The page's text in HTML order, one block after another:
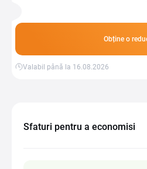
Obține o
Valabil până la 16.08.2026
Sfaturi pentru a economisi